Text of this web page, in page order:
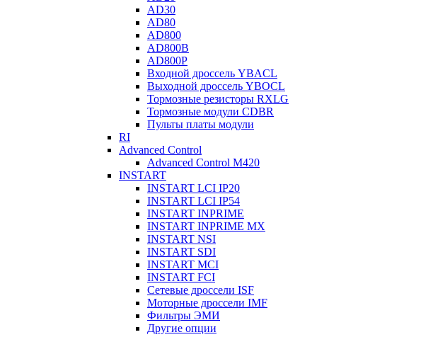
AD30
AD80
AD800
AD800B
AD800P
Входной дроссель YBACL
Выходной дроссель YBOCL
Тормозные резисторы RXLG
Тормозные модули CDBR
Пульты платы модули
RI
Advanced Control
Advanced Control M420
INSTART
INSTART LCI IP20
INSTART LCI IP54
INSTART INPRIME
INSTART INPRIME MX
INSTART NSI
INSTART SDI
INSTART MCI
INSTART FCI
Сетевые дроссели ISF
Моторные дроссели IMF
Фильтры ЭМИ
Другие опции